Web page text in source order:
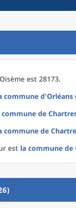
est 28173.
commune d'Orléans
commune de
commune de
est la commune de